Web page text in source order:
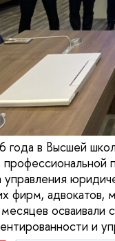
года в Высшей
управления
фирм, адвокатов,
и